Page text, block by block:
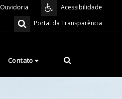
Acessibilidade
Ouvidoria
Portal da Transparência
Contato